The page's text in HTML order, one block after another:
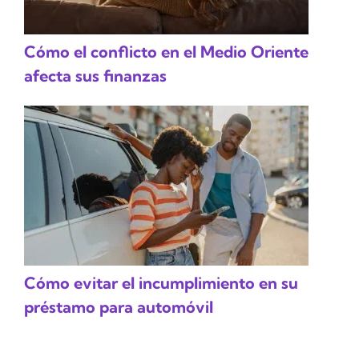
Cómo el conflicto en el Medio Oriente
afecta sus finanzas
Cómo evitar el incumplimiento en su
préstamo para automóvil